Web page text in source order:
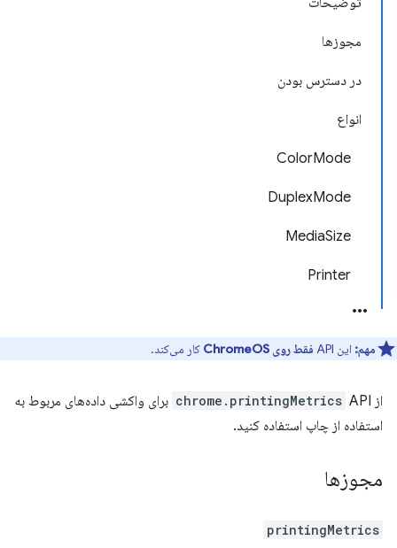
مجوزها
در دسترس بودن
انواع
ColorMode
DuplexMode
MediaSize
Printer
مهم: این API فقط روی ChromeOS کار می‌کند.
از chrome.printingMetrics API برای واکشی داده‌های مربوط به
استفاده از چاپ استفاده کنید.
مجوزها
printingMetrics